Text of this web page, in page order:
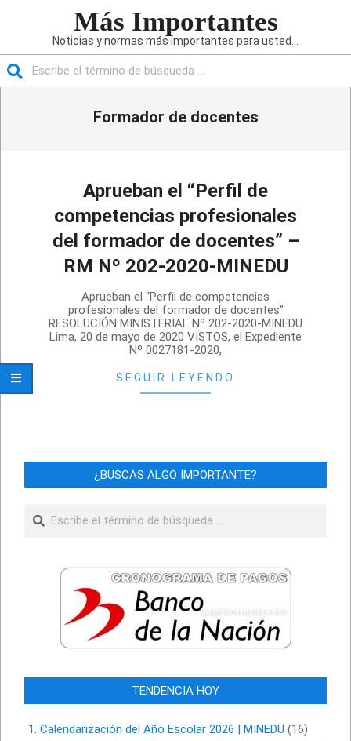
Más Importantes
Noticias y normas más importantes para usted...
Formador de docentes
Aprueban el “Perfil de
competencias profesionales
del formador de docentes” –
RM Nº 202-2020-MINEDU
22
Aprueban el “Perfil de competencias
profesionales del formador de docentes”
RESOLUCIÓN MINISTERIAL Nº 202-2020-MINEDU
Lima, 20 de mayo de 2020 VISTOS, el Expediente
Nº 0027181-2020,
SEGUIR LEYENDO
¿BUSCAS ALGO IMPORTANTE?
Buscar
TENDENCIA HOY
Calendarización del Año Escolar 2026 | MINEDU (16)